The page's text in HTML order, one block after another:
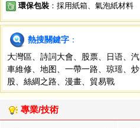
環保包裝 ：採用紙箱、氣泡紙材料
熱搜關鍵字 ：
大灣區
詩詞大會 股票 日语
汽
車維修
地图 一帶一路 琼瑶
炒
股
絲綢之路 漫畫 貿易戰
專業/技術